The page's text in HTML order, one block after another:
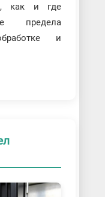
как и где
предела
и